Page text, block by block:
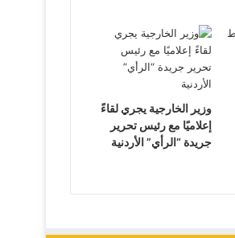
وزير الخارجية يجري لقاءً
إعلاميًا مع رئيس تحرير
جريدة “الرأي” الأردنية